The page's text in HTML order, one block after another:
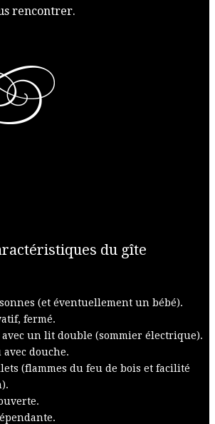
rencontrer.
du gîte
(et éventuellement un bébé).
fermé.
avec un lit double (sommier électrique).
avec douche.
(flammes du feu de bois et facilité